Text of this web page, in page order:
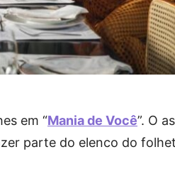
em “Mania de Você”. O
parte do elenco do